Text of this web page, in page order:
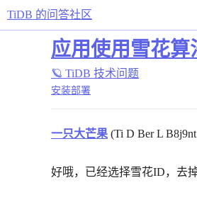
TiDB 的问答社区
应用使用雪花
🪐 TiDB 技术问题
安装部署
一只大芒果 (Ti D Ber L
好哦，已经选择雪花ID，去